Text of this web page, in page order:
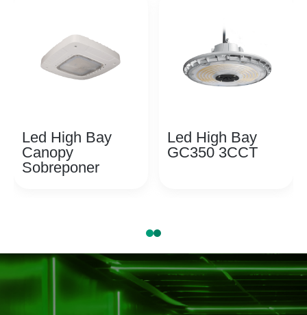
Led High Bay
Canopy
Sobreponer
Led High Bay
GC350 3CCT